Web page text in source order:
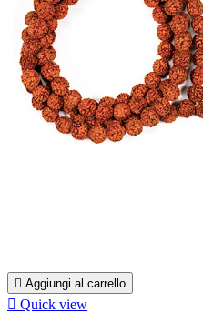
 Aggiungi al carrello
 Quick view